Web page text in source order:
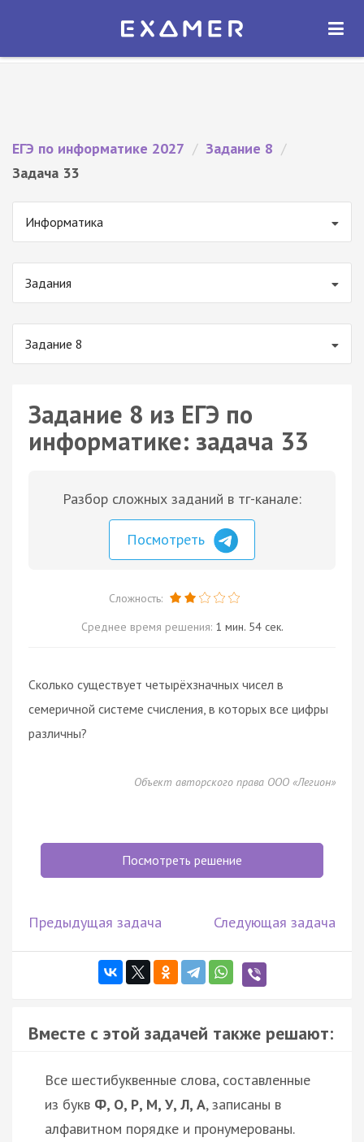
Экзамер — ЕГЭ 2027
ОТКРЫТЬ
ЕГЭ по информатике 2027 / Задание 8 /
Задача 33
Информатика
Задания
Задание 8
Задание 8 из ЕГЭ по
информатике: задача 33
Разбор сложных заданий в тг-канале:
Посмотреть
Сложность:
Среднее время решения: 1 мин. 54 сек.
Сколько существует четырёхзначных чисел в
семеричной системе счисления, в которых все цифры
различны?
Объект авторского права ООО «Легион»
Посмотреть решение
Предыдущая задача Следующая задача
Вместе с этой задачей также решают:
Все шестибуквенные слова, составленные
из букв Ф, О, Р, М, У, Л, А, записаны в
алфавитном порядке и пронумерованы.